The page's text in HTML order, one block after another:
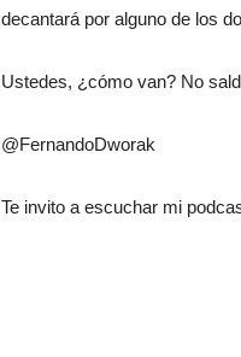
decantará por alguno de los
Ustedes, ¿cómo van? No
@FernandoDworak
Te invito a escuchar mi